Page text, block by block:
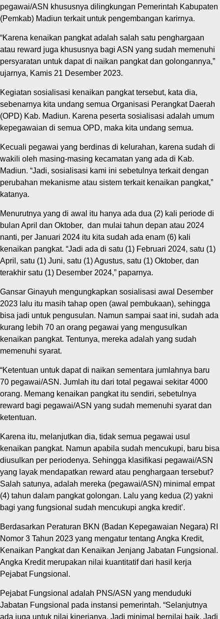
pegawai/ASN khususnya dilingkungan Pemerintah Kabupaten
(Pemkab) Madiun terkait untuk pengembangan karirnya.
“Karena kenaikan pangkat adalah salah satu penghargaan
atau reward juga khususnya bagi ASN yang sudah memenuhi
persyaratan untuk dapat di naikan pangkat dan golongannya,”
ujarnya, Kamis 21 Desember 2023.
Kegiatan sosialisasi kenaikan pangkat tersebut, kata dia,
sebenarnya kita undang semua Organisasi Perangkat Daerah
(OPD) Kab. Madiun. Karena peserta sosialisasi adalah umum
kepegawaian di semua OPD, maka kita undang semua.
Kecuali pegawai yang berdinas di kelurahan, karena sudah di
wakili oleh masing-masing kecamatan yang ada di Kab.
Madiun. “Jadi, sosialisasi kami ini sebetulnya terkait dengan
perubahan mekanisme atau sistem terkait kenaikan pangkat,”
katanya.
Menurutnya yang di awal itu hanya ada dua (2) kali periode di
bulan April dan Oktober, dan mulai tahun depan atau 2024
nanti, per Januari 2024 itu kita sudah ada enam (6) kali
kenaikan pangkat. “Jadi ada di satu (1) Februari 2024, satu (1)
April, satu (1) Juni, satu (1) Agustus, satu (1) Oktober, dan
terakhir satu (1) Desember 2024,” paparnya.
Gansar Ginayuh mengungkapkan sosialisasi awal Desember
2023 lalu itu masih tahap open (awal pembukaan), sehingga
bisa jadi untuk pengusulan. Namun sampai saat ini, sudah ada
kurang lebih 70 an orang pegawai yang mengusulkan
kenaikan pangkat. Tentunya, mereka adalah yang sudah
memenuhi syarat.
“Ketentuan untuk dapat di naikan sementara jumlahnya baru
70 pegawai/ASN. Jumlah itu dari total pegawai sekitar 4000
orang. Memang kenaikan pangkat itu sendiri, sebetulnya
reward bagi pegawai/ASN yang sudah memenuhi syarat dan
ketentuan.
Karena itu, melanjutkan dia, tidak semua pegawai usul
kenaikan pangkat. Namun apabila sudah mencukupi, baru bisa
diusulkan per periodenya. Sehingga klasifikasi pegawai/ASN
yang layak mendapatkan reward atau penghargaan tersebut?
Salah satunya, adalah mereka (pegawai/ASN) minimal empat
(4) tahun dalam pangkat golongan. Lalu yang kedua (2) yakni
bagi yang fungsional sudah mencukupi angka kredit’.
Berdasarkan Peraturan BKN (Badan Kepegawaian Negara) RI
Nomor 3 Tahun 2023 yang mengatur tentang Angka Kredit,
Kenaikan Pangkat dan Kenaikan Jenjang Jabatan Fungsional.
Angka Kredit merupakan nilai kuantitatif dari hasil kerja
Pejabat Fungsional.
Pejabat Fungsional adalah PNS/ASN yang menduduki
Jabatan Fungsional pada instansi pemerintah. “Selanjutnya
ada juga untuk nilai kinerjanya. Jadi minimal bernilai baik. Jadi